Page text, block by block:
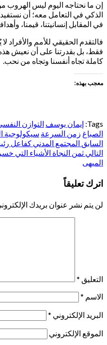
إن ما نحتاجه اليوم ليس الهروب
الذكي في التعامل معه؛ أن
في المقابل إنسانيتنا، قيمنا،
فالتقدم الحقيقي للأمم والأفراد
فقط، بل بقدرتنا على أن نعيش
كاملة تجاه أنفسنا وتجاه من نحب.
معجب بهذه:
Tags: إيمان يوسف التوازن
الصباغ زمن السرعة سيكولوجية
تصفّح
المقالات
السابق المجتمع المدني كفاعل
التالي ثمن النجاة الأشياء التي
الميهى
اترك تعليقاً
لن يتم نشر عنوان بريدك
التعليق *
الاسم *
البريد الإلكتروني *
الموقع الإلكتروني